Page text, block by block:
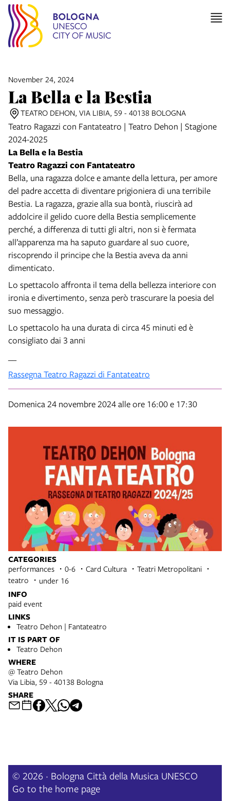
CATEGORIES
performances 0-6 Card Cultura
Teatri Metropolitani
teatro
under 16
INFO
paid event
LINKS
Teatro Dehon | Fantateatro
IT IS PART OF
Teatro Dehon
WHERE
@ Teatro Dehon
Via Libia, 59 - 40138 Bologna
SHARE
November 24, 2024
La Bella e la Bestia
TEATRO DEHON, VIA LIBIA, 59 - 40138 BOLOGNA
Teatro Ragazzi con Fantateatro | Teatro Dehon | Stagione
2024-2025
La Bella e la Bestia
Teatro Ragazzi con Fantateatro
Bella, una ragazza dolce e amante della lettura, per amore
del padre accetta di diventare prigioniera di una terribile
Bestia. La ragazza, grazie alla sua bontà, riuscirà ad
addolcire il gelido cuore della Bestia semplicemente
perché, a differenza di tutti gli altri, non si è fermata
all’apparenza ma ha saputo guardare al suo cuore,
riscoprendo il principe che la Bestia aveva da anni
dimenticato.
Lo spettacolo affronta il tema della bellezza interiore con
ironia e divertimento, senza però trascurare la poesia del
suo messaggio.
Lo spettacolo ha una durata di circa 45 minuti ed è
consigliato dai 3 anni
Rassegna Teatro Ragazzi di Fantateatro
Domenica 24 novembre 2024 alle ore 16:00 e 17:30
© 2026 · Bologna Città della Musica UNESCO
Go to the home page